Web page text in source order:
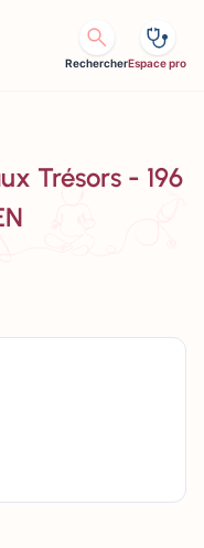
RechercherEspace pro
Trésors - 196